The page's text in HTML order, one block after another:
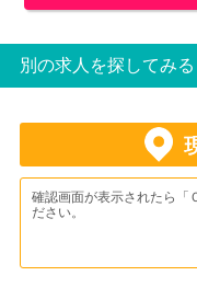
別の求人を探してみる
確認画面が表示されたら「
ださい。